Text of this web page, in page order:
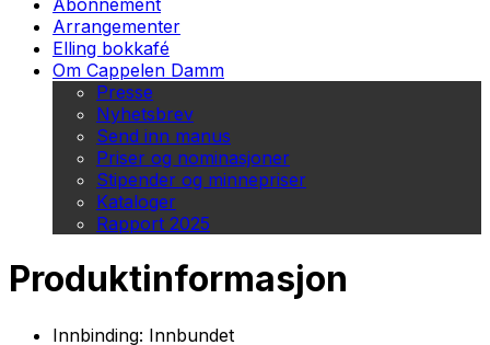
Abonnement
Arrangementer
Elling bokkafé
Om Cappelen Damm
Presse
Nyhetsbrev
Send inn manus
Priser og nominasjoner
Stipender og minnepriser
Kataloger
Rapport 2025
Produktinformasjon
Innbinding: Innbundet